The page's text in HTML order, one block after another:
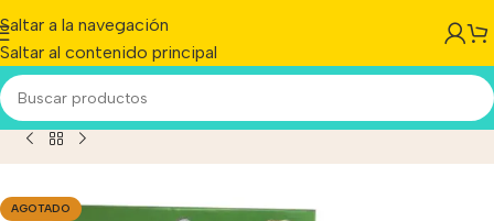
Saltar a la navegación
Saltar al contenido principal
Bolsas Cancat Recolectora De Heces Perros X 16 Rollos
AGOTADO